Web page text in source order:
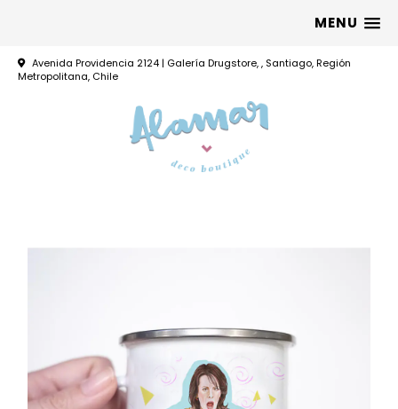
MENU
Avenida Providencia 2124 | Galería Drugstore, , Santiago, Región
Metropolitana, Chile